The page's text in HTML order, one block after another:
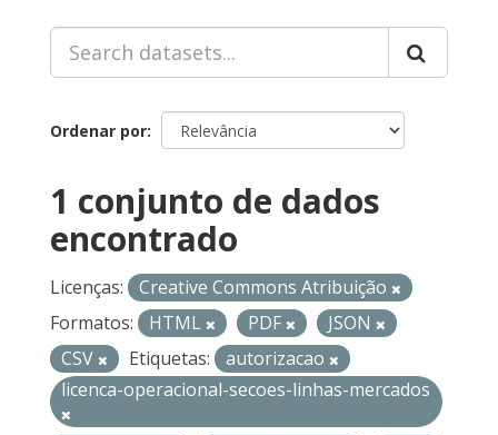
Ordenar por
1 conjunto de dados
encontrado
Licenças:
Creative Commons Atribuição
Formatos:
HTML PDF
JSON
CSV
Etiquetas:
autorizacao
licenca-operacional-secoes-linhas-mercados